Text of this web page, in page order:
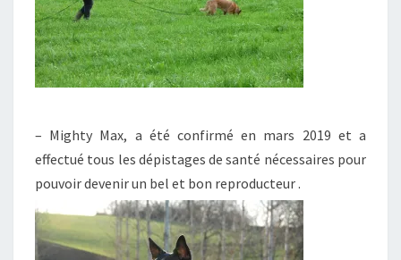
– Mighty Max, a été confirmé en mars 2019 et a
effectué tous les dépistages de santé nécessaires pour
pouvoir devenir un bel et bon reproducteur .